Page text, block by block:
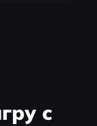
с